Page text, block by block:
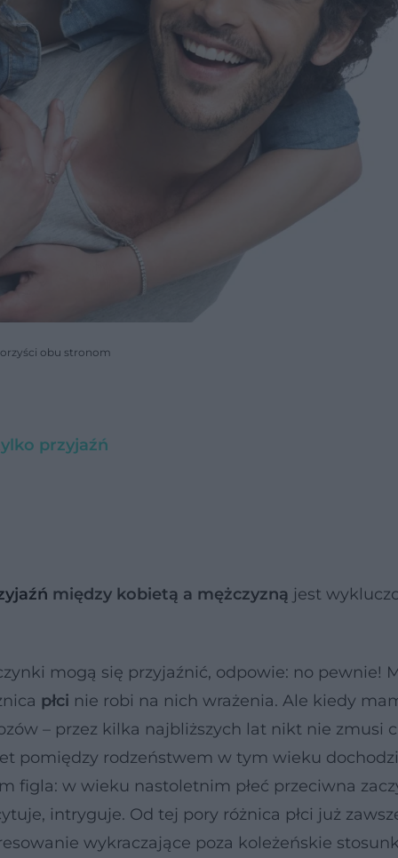
obu stronom
przyjaźń
między kobietą a mężczyzną jest
mogą się przyjaźnić, odpowie: no pewnie!
płci nie robi na nich wrażenia. Ale kiedy
– przez kilka najbliższych lat nikt nie zmusi
pomiędzy rodzeństwem w tym wieku
figla: w wieku nastoletnim płeć przeciwna
intryguje. Od tej pory różnica płci już
wykraczające poza koleżeńskie